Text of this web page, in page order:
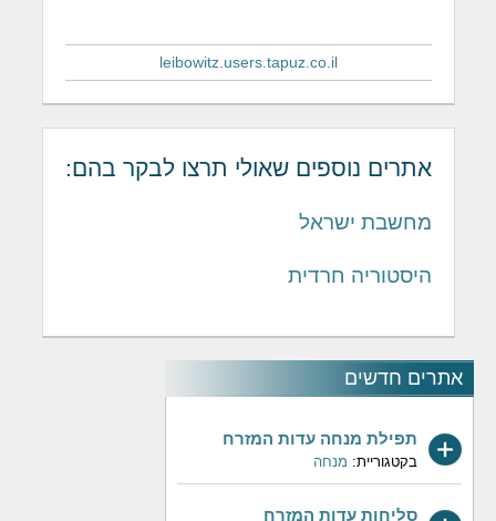
אתרים חדשים
תפילת מנחה עדות המזרח
בקטגוריית: מנחה
סליחות עדות המזרח
leibowitz.users.tapuz.co.il
אתרים נוספים שאולי תרצו לבקר בהם:
מחשבת ישראל
היסטוריה חרדית